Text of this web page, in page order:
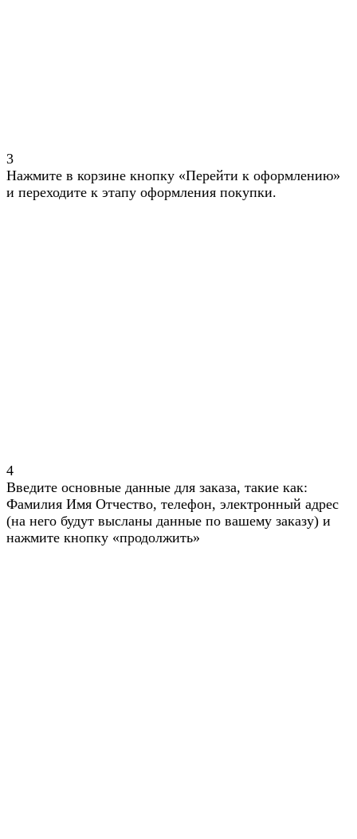
3
Нажмите в корзине кнопку «Перейти к оформлению»
и переходите к этапу оформления покупки.
4
Введите основные данные для заказа, такие как:
Фамилия Имя Отчество, телефон, электронный адрес
(на него будут высланы данные по вашему заказу) и
нажмите кнопку «продолжить»